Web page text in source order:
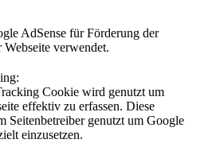
AdSense für Förderung der
verwendet.
Cookie wird genutzt um
effektiv zu erfassen. Diese
Seitenbetreiber genutzt um Google
einzusetzen.